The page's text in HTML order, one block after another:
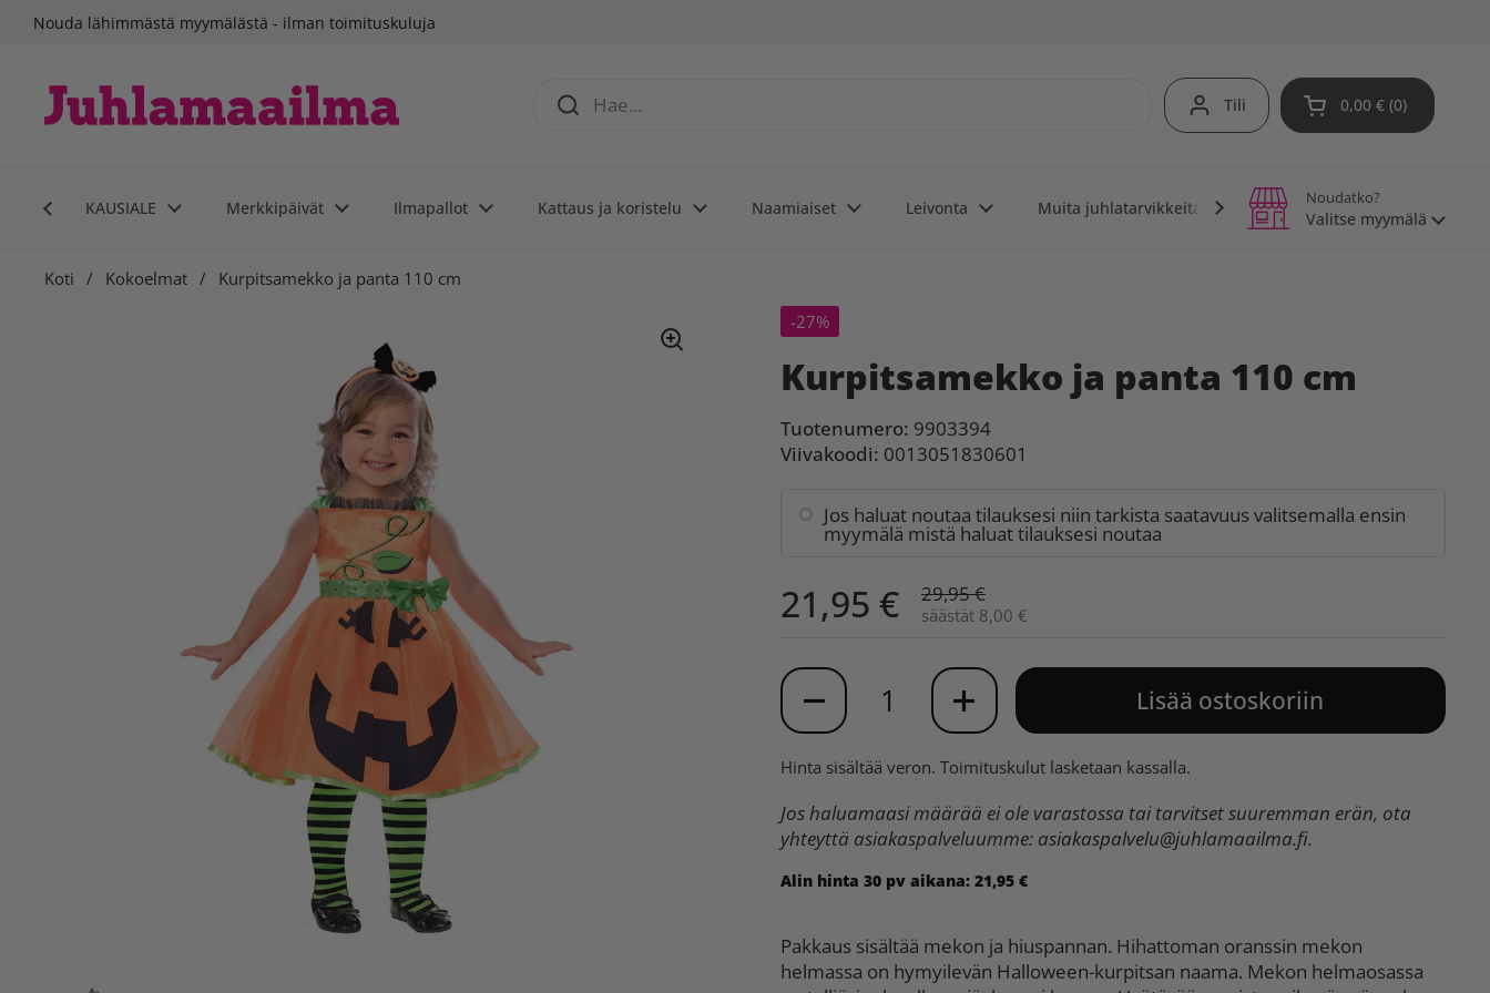
Siirry sisältöön
Nouda lähimmästä myymälästä - ilman toimituskuluja
Tili Avaa ostoskori
0,00 € 0
KAUSIALE Merkkipäivät Ilmapallot Kattaus ja koristelu Naamiaiset Leivonta Muita juhlatarvikkeita Teemajuhlat
Noudatko?
Valitse myymälä
Koti / Kokoelmat /
Kurpitsamekko ja panta 110 cm
-27%
Kurpitsamekko ja panta 110 cm
Tuotenumero: 9903394
Viivakoodi: 0013051830601
Jos haluat noutaa tilauksesi niin tarkista saatavuus valitsemalla ensin
myymälä mistä haluat tilauksesi noutaa
21,95 € 29,95 €
säästät 8,00 €
Määrä
Lisää ostoskoriin
Hinta sisältää veron. Toimituskulut lasketaan kassalla.
Jos haluamaasi määrää ei ole varastossa tai tarvitset suuremman erän, ota
yhteyttä asiakaspalveluumme: asiakaspalvelu@juhlamaailma.fi.
Alin hinta 30 pv aikana: 21,95 €
Pakkaus sisältää mekon ja hiuspannan. Hihattoman oranssin mekon
helmassa on hymyilevän Halloween-kurpitsan naama. Mekon helmaosassa